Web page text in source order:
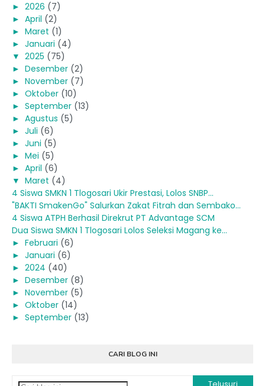
► 2026 (7)
► April (2)
► Maret (1)
► Januari (4)
▼ 2025 (75)
► Desember (2)
► November (7)
► Oktober (10)
► September (13)
► Agustus (5)
► Juli (6)
► Juni (5)
► Mei (5)
► April (6)
▼ Maret (4)
4 Siswa SMKN 1 Tlogosari Ukir Prestasi, Lolos SNBP...
"BAKTI SmakenGo" Salurkan Zakat Fitrah dan Sembako...
4 Siswa ATPH Berhasil Direkrut PT Advantage SCM
Dua Siswa SMKN 1 Tlogosari Lolos Seleksi Magang ke...
► Februari (6)
► Januari (6)
► 2024 (40)
► Desember (8)
► November (5)
► Oktober (14)
► September (13)
CARI BLOG INI